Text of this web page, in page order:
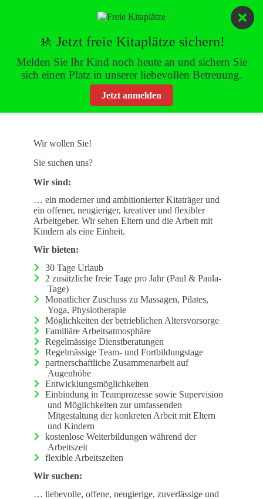
JOBS & KARRIERE
Wir wollen Sie!
Sie suchen uns?
Wir sind:
… ein moderner und ambitionierter Kitaträger und
ein offener, neugieriger, kreativer und flexibler
Arbeitgeber. Wir sehen Eltern und die Arbeit mit
Kindern als eine Einheit.
Wir bieten:
30 Tage Urlaub
2 zusätzliche freie Tage pro Jahr (Paul & Paula-
Tage)
Monatlicher Zuschuss zu Massagen, Pilates,
Yoga, Physiotherapie
Möglichkeiten der betrieblichen Altersvorsorge
Familiäre Arbeitsatmosphäre
Regelmässige Dienstberatungen
Regelmässige Team- und Fortbildungstage
partnerschaftliche Zusammenarbeit auf
Augenhöhe
Entwicklungsmöglichkeiten
Einbindung in Teamprozesse sowie Supervision
und Möglichkeiten zur umfassenden
Mitgestaltung der konkreten Arbeit mit Eltern
und Kindern
kostenlose Weiterbildungen während der
Arbeitszeit
flexible Arbeitszeiten
Wir suchen:
… liebevolle, offene, neugierige, zuverlässige und
🚸 Jetzt freie Kitaplätze sichern!
Melden Sie Ihr Kind noch heute an und sichern Sie
sich einen Platz in unserer liebevollen Betreuung.
Jetzt anmelden